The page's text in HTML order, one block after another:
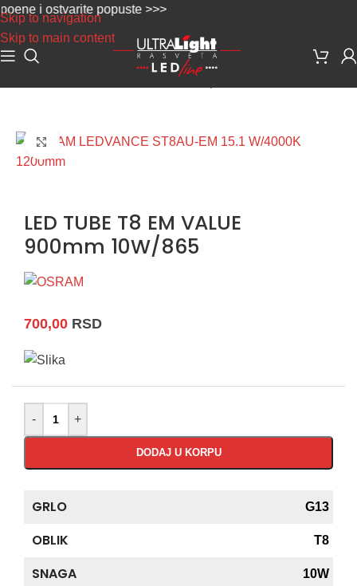
Skip to navigation
Skip to main content
i ostvarite popuste >>>
Uvećaj sliku
LED TUBE T8 EM VALUE
900mm 10W/865
700,00 RSD
- +
DODAJ U KORPU
GRLO G13
OBLIK T8
SNAGA 10W